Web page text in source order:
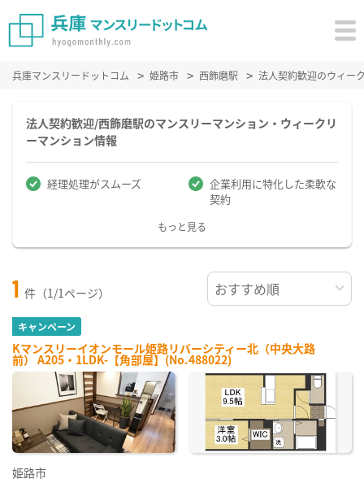
兵庫マンスリードットコム 姫路市 西飾磨駅 法人契約歓迎のウィー
法人契約歓迎/西飾磨駅のマンスリーマンション・ウィークリ
ーマンション情報
経理処理がスムーズ
企業利用に特化した柔軟な
契約
もっと見る
1 件（1/1ページ）
キャンペーン
Kマンスリーイオンモール姫路リバーシティー北（中央大路
前） A205・1LDK-【角部屋】(No.488022)
姫路市